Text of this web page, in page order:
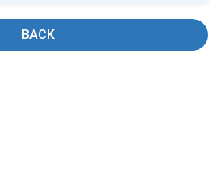
BACK